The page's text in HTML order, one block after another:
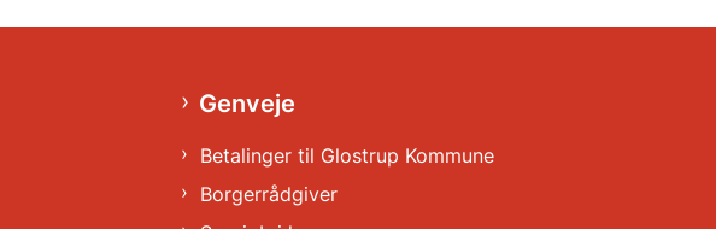
Genveje
Betalinger til Glostrup Kommune
Borgerrådgiver